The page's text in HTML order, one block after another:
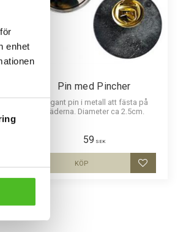
enhet
till i favoriter
Pin med Pincher
Elegant pin i metall att fästa på
kläderna. Diameter ca 2.5cm.
59 SEK
Lägg till i
KÖP